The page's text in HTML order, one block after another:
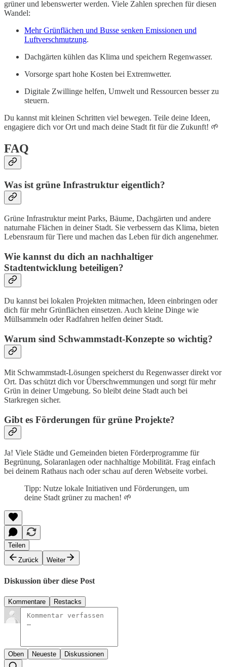
grüner und lebenswerter werden. Viele Zahlen sprechen für diesen
Wandel:
Mehr Grünflächen und Busse senken Emissionen und
Luftverschmutzung.
Dachgärten kühlen das Klima und speichern Regenwasser.
Vorsorge spart hohe Kosten bei Extremwetter.
Digitale Zwillinge helfen, Umwelt und Ressourcen besser zu
steuern.
Du kannst mit kleinen Schritten viel bewegen. Teile deine Ideen,
engagiere dich vor Ort und mach deine Stadt fit für die Zukunft! 🌱
FAQ
Was ist grüne Infrastruktur eigentlich?
Grüne Infrastruktur meint Parks, Bäume, Dachgärten und andere
naturnahe Flächen in deiner Stadt. Sie verbessern das Klima, bieten
Lebensraum für Tiere und machen das Leben für dich angenehmer.
Wie kannst du dich an nachhaltiger
Stadtentwicklung beteiligen?
Du kannst bei lokalen Projekten mitmachen, Ideen einbringen oder
dich für mehr Grünflächen einsetzen. Auch kleine Dinge wie
Müllsammeln oder Radfahren helfen deiner Stadt.
Warum sind Schwammstadt-Konzepte so wichtig?
Mit Schwammstadt-Lösungen speicherst du Regenwasser direkt vor
Ort. Das schützt dich vor Überschwemmungen und sorgt für mehr
Grün in deiner Umgebung. So bleibt deine Stadt auch bei
Starkregen sicher.
Gibt es Förderungen für grüne Projekte?
Ja! Viele Städte und Gemeinden bieten Förderprogramme für
Begrünung, Solaranlagen oder nachhaltige Mobilität. Frag einfach
bei deinem Rathaus nach oder schau auf deren Webseite vorbei.
Tipp: Nutze lokale Initiativen und Förderungen, um
deine Stadt grüner zu machen! 🌱
Teilen
Zurück
Weiter
Diskussion über diese Post
Kommentare Restacks
Oben Neueste Diskussionen